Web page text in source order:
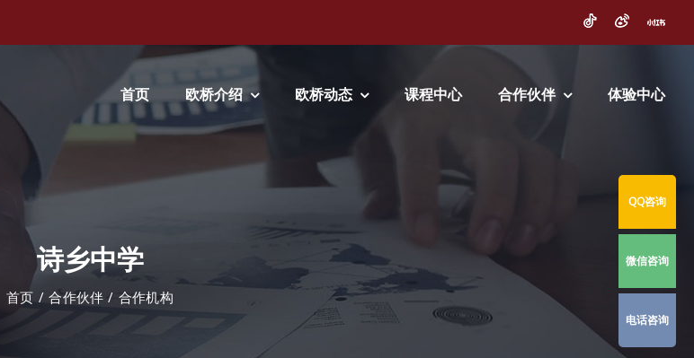
首页 欧桥介绍 欧桥动态 课程中心 合作伙伴 体验中心
诗乡中学
首页 合作伙伴 合作机构
QQ咨询
微信咨询
电话咨询